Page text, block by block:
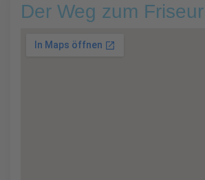
Der Weg zum Friseur